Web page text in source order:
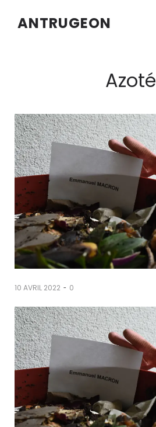
ANTRUGEON
Azoté
10 AVRIL 2022 - 0